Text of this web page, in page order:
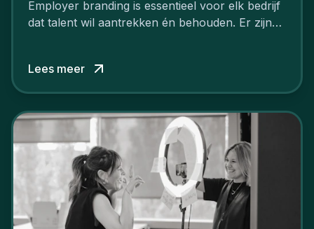
Employer branding is essentieel voor elk bedrijf
dat talent wil aantrekken én behouden. Er zijn
niet van vandaag op morgen. Hoe pak je dat
aan, starten met employer branding?
Lees meer